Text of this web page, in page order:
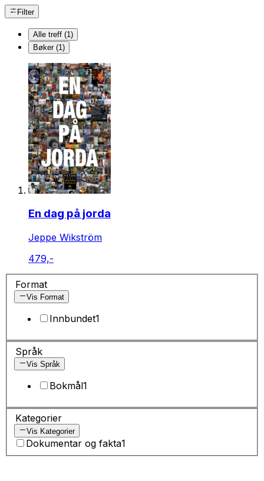
Filter
Alle treff (1)
Bøker (1)
En dag på jorda
Jeppe Wikström
479,-
Format
Vis Format
Innbundet1
Språk
Vis Språk
Bokmål1
Kategorier
Vis Kategorier
Dokumentar og fakta1